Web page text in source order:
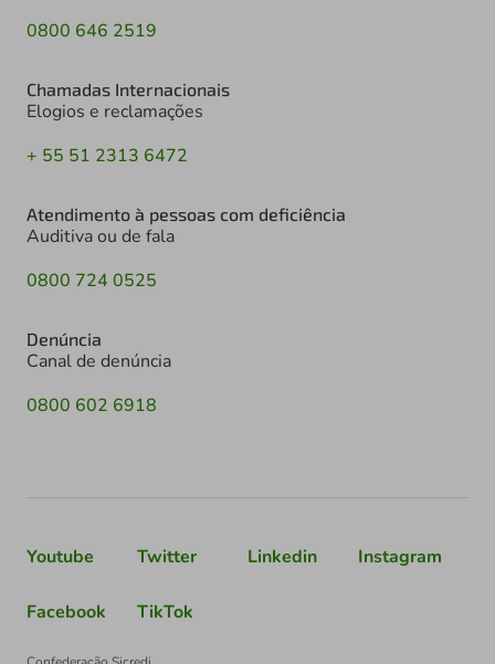
0800 646 2519
Chamadas Internacionais
Elogios e reclamações
+ 55 51 2313 6472
Atendimento à pessoas com deficiência
Auditiva ou de fala
0800 724 0525
Denúncia
Canal de denúncia
0800 602 6918
Youtube Twitter Linkedin Instagram
Facebook TikTok